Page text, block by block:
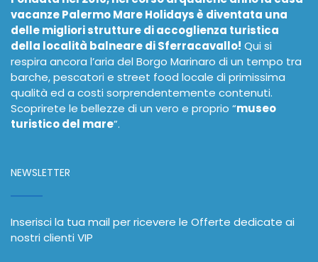
vacanze Palermo Mare Holidays è diventata una
delle migliori strutture di accoglienza turistica
della località balneare di Sferracavallo! Qui si
respira ancora l’aria del Borgo Marinaro di un tempo tra
barche, pescatori e street food locale di primissima
qualità ed a costi sorprendentemente contenuti.
Scoprirete le bellezze di un vero e proprio “museo
turistico del mare”.
NEWSLETTER
Inserisci la tua mail per ricevere le Offerte dedicate ai
nostri clienti VIP